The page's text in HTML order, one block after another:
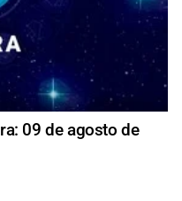
09 de agosto de